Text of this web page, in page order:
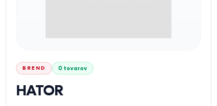
BREND 0 tovarov
HATOR